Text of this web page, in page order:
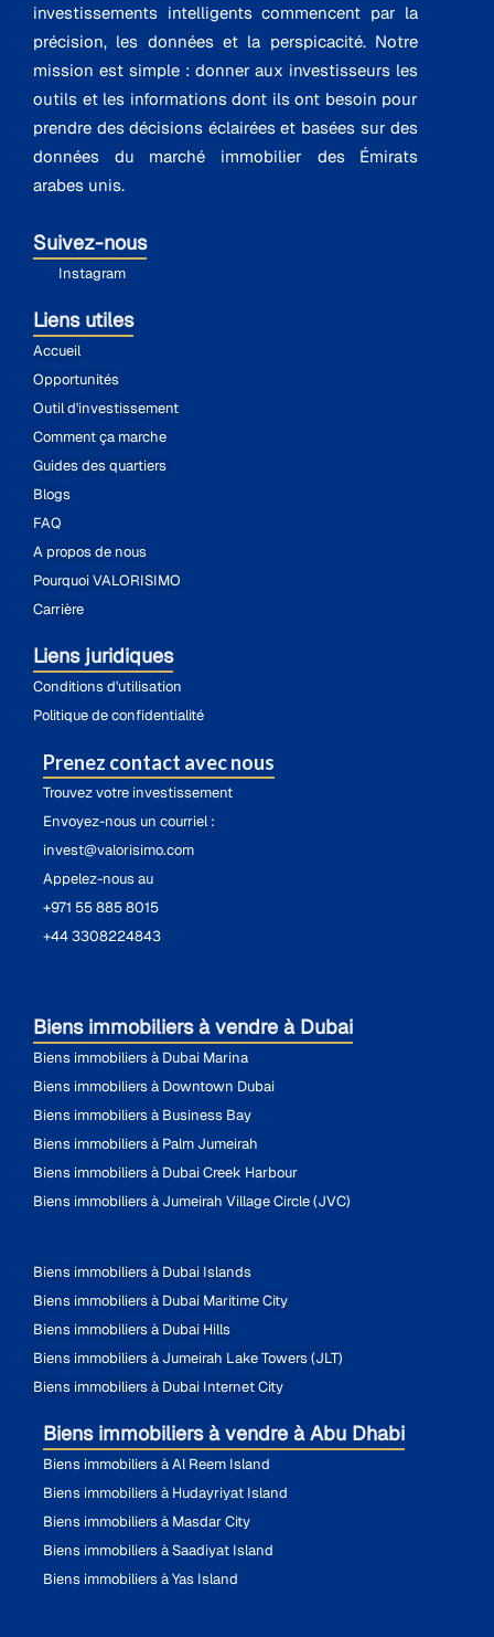
investissements intelligents commencent par la
précision, les données et la perspicacité. Notre
mission est simple : donner aux investisseurs les
outils et les informations dont ils ont besoin pour
prendre des décisions éclairées et basées sur des
données du marché immobilier des Émirats
arabes unis.
Suivez-nous
Instagram
Liens utiles
Accueil
Opportunités
Outil d'investissement
Comment ça marche
Guides des quartiers
Blogs
FAQ
A propos de nous
Pourquoi VALORISIMO
Carrière
Liens juridiques
Conditions d'utilisation
Politique de confidentialité
Prenez contact avec nous
Trouvez votre investissement
Envoyez-nous un courriel :
invest@valorisimo.com
Appelez-nous au
+971 55 885 8015
+44 3308224843
Biens immobiliers à vendre à Dubai
Biens immobiliers à Dubai Marina
Biens immobiliers à Downtown Dubai
Biens immobiliers à Business Bay
Biens immobiliers à Palm Jumeirah
Biens immobiliers à Dubai Creek Harbour
Biens immobiliers à Jumeirah Village Circle (JVC)
Biens immobiliers à Dubai Islands
Biens immobiliers à Dubai Maritime City
Biens immobiliers à Dubai Hills
Biens immobiliers à Jumeirah Lake Towers (JLT)
Biens immobiliers à Dubai Internet City
Biens immobiliers à vendre à Abu Dhabi
Biens immobiliers à Al Reem Island
Biens immobiliers à Hudayriyat Island
Biens immobiliers à Masdar City
Biens immobiliers à Saadiyat Island
Biens immobiliers à Yas Island